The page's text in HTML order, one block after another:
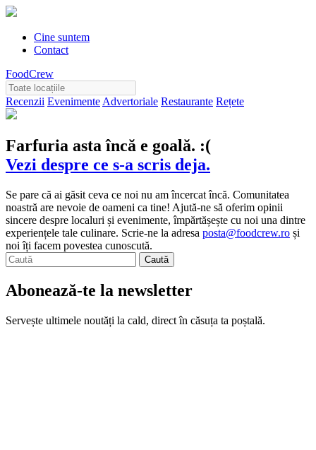
Cine suntem
Contact
FoodCrew
Recenzii Evenimente Advertoriale Restaurante Rețete
Farfuria asta încă e goală. :(
Vezi despre ce s-a scris deja.
Se pare că ai găsit ceva ce noi nu am încercat încă. Comunitatea
noastră are nevoie de oameni ca tine! Ajută-ne să oferim opinii
sincere despre localuri și evenimente, împărtășește cu noi una dintre
experiențele tale culinare. Scrie-ne la adresa posta@foodcrew.ro și
noi îți facem povestea cunoscută.
Abonează-te la newsletter
Servește ultimele noutăți la cald, direct în căsuța ta poștală.